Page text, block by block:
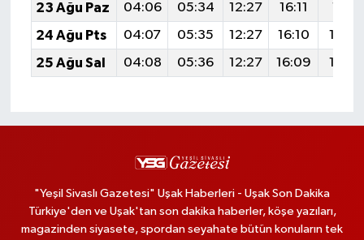
23 Ağu Paz
04:06 05:34 12:27 16:11
19:11
24 Ağu Pts
04:07 05:35 12:27 16:10
19:09
25 Ağu Sal
04:08 05:36 12:27 16:09 19:08
"Yeşil Sivaslı Gazetesi" Uşak Haberleri - Uşak Son Dakika
Türkiye'den ve Uşak'tan son dakika haberler, köşe yazıları,
magazinden siyasete, spordan seyahate bütün konuların tek